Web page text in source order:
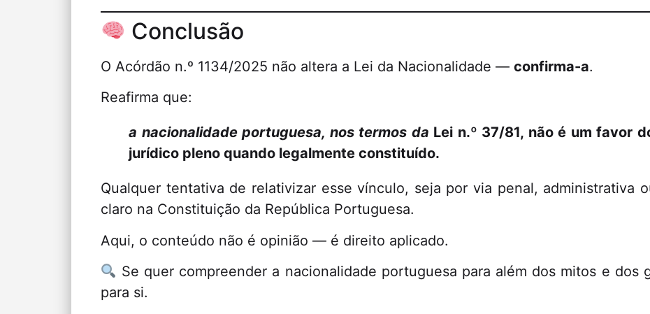
Conclusão
O Acórdão n.º 1134/2025 não altera a Lei da Nacionalidade — confirma-a.
Reafirma que:
a nacionalidade portuguesa, nos termos da Lei n.º 37/81, não é um favor
jurídico pleno quando legalmente constituído.
Qualquer tentativa de relativizar esse vínculo, seja por via penal, administrativa
claro na Constituição da República Portuguesa.
Aqui, o conteúdo não é opinião — é direito aplicado.
Se quer compreender a nacionalidade portuguesa para além dos mitos e dos
para si.